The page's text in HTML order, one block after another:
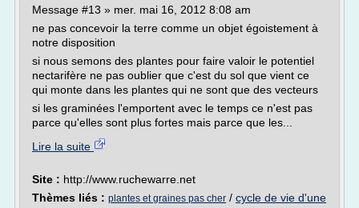
Message #13 » mer. mai 16, 2012 8:08 am
ne pas concevoir la terre comme un objet égoistement à
notre disposition
si nous semons des plantes pour faire valoir le potentiel
nectarifère ne pas oublier que c'est du sol que vient ce
qui monte dans les plantes qui ne sont que des vecteurs
si les graminées l'emportent avec le temps ce n'est pas
parce qu'elles sont plus fortes mais parce que les...
Lire la suite
Site : http://www.ruchewarre.net
Thèmes liés : plantes et graines pas cher / cycle de vie d'une